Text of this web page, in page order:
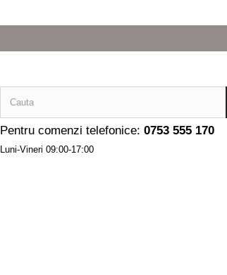
Pentru comenzi telefonice: 0753 555 170
Luni-Vineri 09:00-17:00